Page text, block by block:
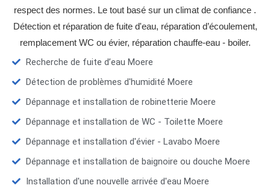
respect des normes. Le tout basé sur un climat de confiance .
Détection et réparation de fuite d'eau, réparation d’écoulement,
remplacement WC ou évier, réparation chauffe-eau - boiler.
Recherche de fuite d’eau Moere
Détection de problèmes d'humidité Moere
Dépannage et installation de robinetterie Moere
Dépannage et installation de WC - Toilette Moere
Dépannage et installation d'évier - Lavabo Moere
Dépannage et installation de baignoire ou douche Moere
Installation d'une nouvelle arrivée d'eau Moere